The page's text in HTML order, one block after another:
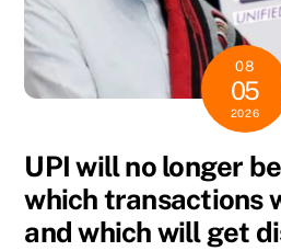
08
05
2026
UPI will no longer
which transactions
and which will get